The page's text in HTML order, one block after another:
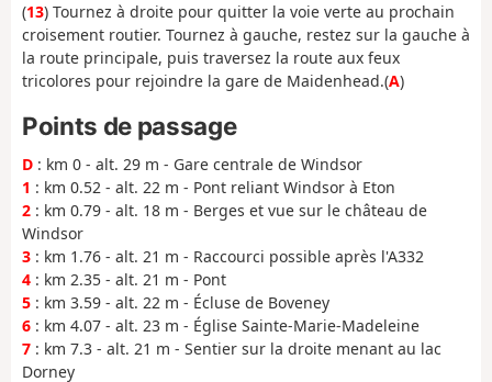
(13) Tournez à droite pour quitter la voie verte au prochain
croisement routier. Tournez à gauche, restez sur la gauche à
la route principale, puis traversez la route aux feux
tricolores pour rejoindre la gare de Maidenhead.(A)
Points de passage
D : km 0 - alt. 29 m - Gare centrale de Windsor
1 : km 0.52 - alt. 22 m - Pont reliant Windsor à Eton
2 : km 0.79 - alt. 18 m - Berges et vue sur le château de
Windsor
3 : km 1.76 - alt. 21 m - Raccourci possible après l'A332
4 : km 2.35 - alt. 21 m - Pont
5 : km 3.59 - alt. 22 m - Écluse de Boveney
6 : km 4.07 - alt. 23 m - Église Sainte-Marie-Madeleine
7 : km 7.3 - alt. 21 m - Sentier sur la droite menant au lac
Dorney